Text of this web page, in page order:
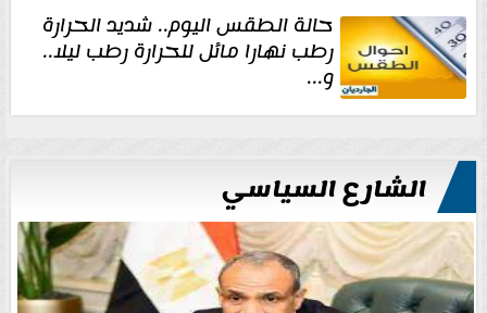
حالة الطقس اليوم.. شديد الحرارة
رطب نهارا مائل للحرارة رطب ليلا..
و...
الشارع السياسي